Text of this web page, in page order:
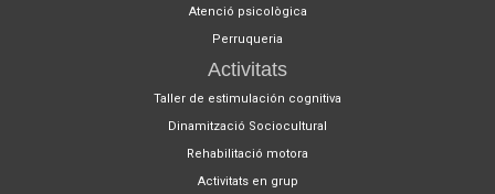
Atenció psicològica
Perruqueria
Activitats
Taller de estimulación cognitiva
Dinamització Sociocultural
Rehabilitació motora
Activitats en grup